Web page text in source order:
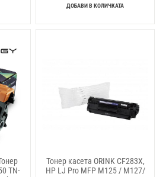
ДОБАВИ В КОЛИЧКАТА
TN-
Тонер касета ORINK CF283X,
HP LJ Pro MFP M125 / M127/